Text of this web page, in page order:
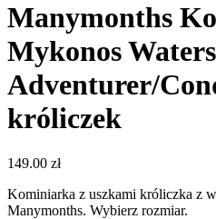
Manymonths
Mykonos Waters
Adventurer/
króliczek
149.00 zł
Kominiarka z uszkami króliczka z
Manymonths. Wybierz rozmiar.